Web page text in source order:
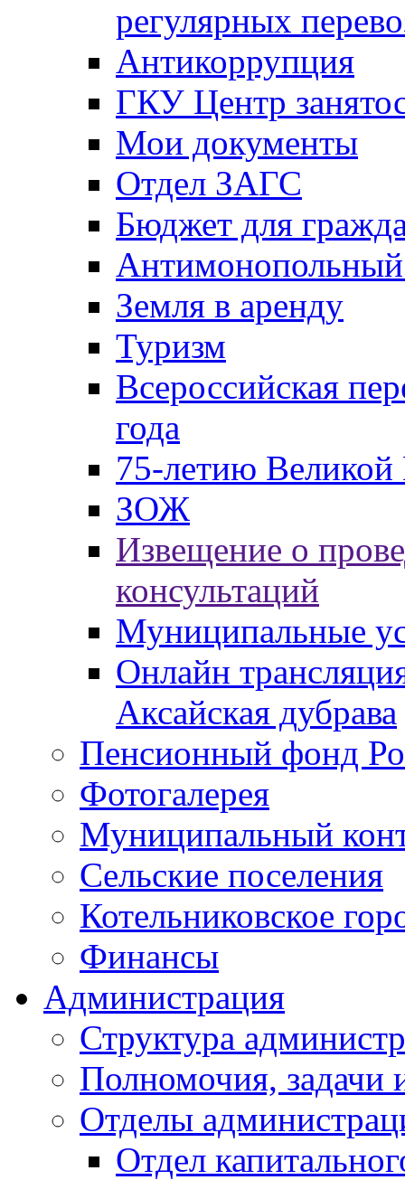
регулярных
Антикоррупция
ГКУ Центр
Мои документы
Отдел ЗАГС
Бюджет для
Антимонопольный
Земля в аренду
Туризм
Всероссийская
года
75-летию
ЗОЖ
Извещение о
консультаций
Муниципальные
Онлайн
Аксайская дубрава
Пенсионный фонд
Фотогалерея
Муниципальный
Сельские поселения
Котельниковское
Финансы
Администрация
Структура
Полномочия, задачи
Отделы
Отдел